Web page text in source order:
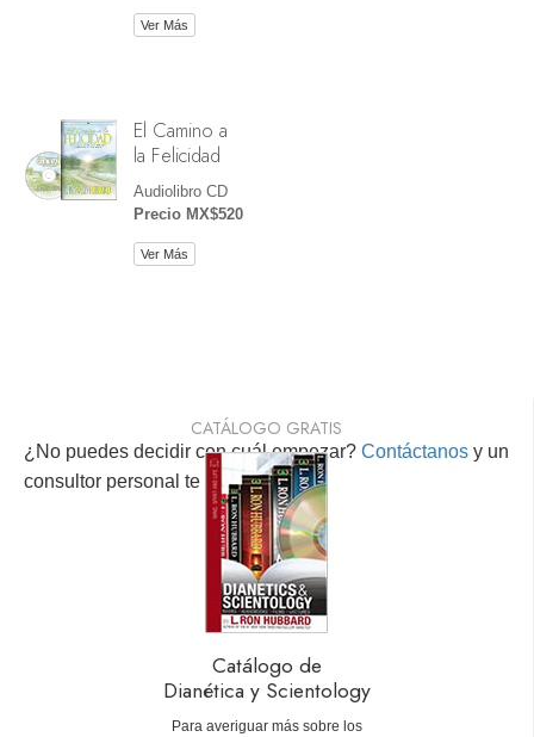
Ver Más
El Camino a
la Felicidad
Audiolibro CD
Precio MX$520
Ver Más
¿No puedes decidir con cuál empezar? Contáctanos y un
consultor personal te ayudará.
CATÁLOGO GRATIS
Catálogo de
Dianética y Scientology
Para averiguar más sobre los